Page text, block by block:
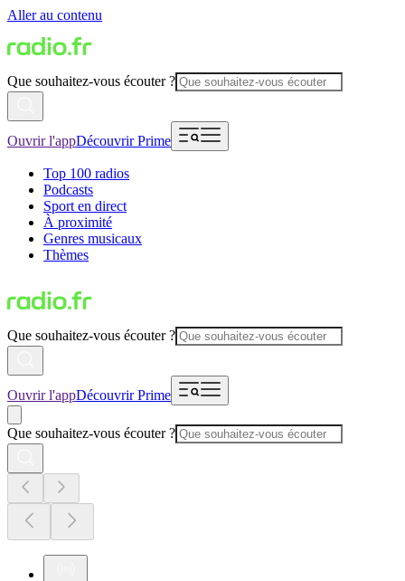
Aller au contenu
Que souhaitez-vous écouter ?
Ouvrir l'appDécouvrir Prime
Top 100 radios
Podcasts
Sport en direct
À proximité
Genres musicaux
Thèmes
Que souhaitez-vous écouter ?
Ouvrir l'appDécouvrir Prime
Que souhaitez-vous écouter ?